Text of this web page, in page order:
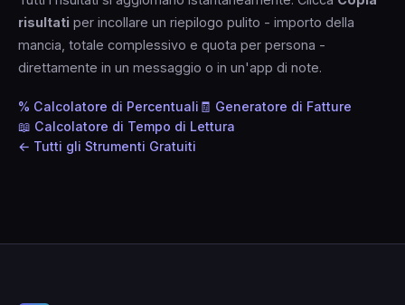
risultati per incollare un riepilogo pulito - importo della
mancia, totale complessivo e quota per persona -
direttamente in un messaggio o in un'app di note.
% Calcolatore di Percentuali 🧾 Generatore di Fatture
📖 Calcolatore di Tempo di Lettura
← Tutti gli Strumenti Gratuiti